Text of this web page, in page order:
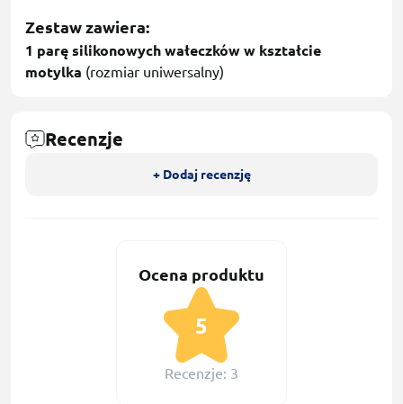
Zestaw zawiera:
1 parę silikonowych wałeczków w kształcie
motylka (rozmiar uniwersalny)
Recenzje
+ Dodaj recenzję
Ocena produktu
5
Recenzje: 3